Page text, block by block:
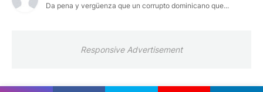
Da pena y vergüenza que un corrupto dominicano que...
Responsive Advertisement